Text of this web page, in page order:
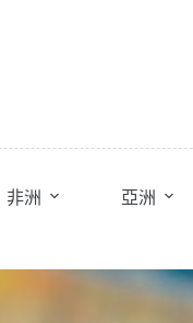
非洲 亞洲